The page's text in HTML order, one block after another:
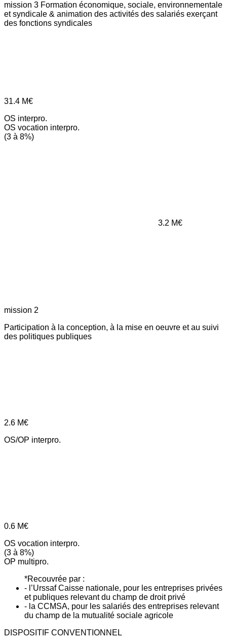
mission 3 Formation économique, sociale, environnementale
et syndicale & animation des activités des salariés exerçant
des fonctions syndicales
31.4 M€
OS interpro.
OS vocation interpro.
(3 à 8%)
3.2 M€
mission 2
Participation à la conception, à la mise en oeuvre et au suivi
des politiques publiques
2.6 M€
OS/OP interpro.
0.6 M€
OS vocation interpro.
(3 à 8%)
OP multipro.
*Recouvrée par :
- l’Urssaf Caisse nationale, pour les entreprises privées
et publiques relevant du champ de droit privé
- la CCMSA, pour les salariés des entreprises relevant
du champ de la mutualité sociale agricole
DISPOSITIF CONVENTIONNEL